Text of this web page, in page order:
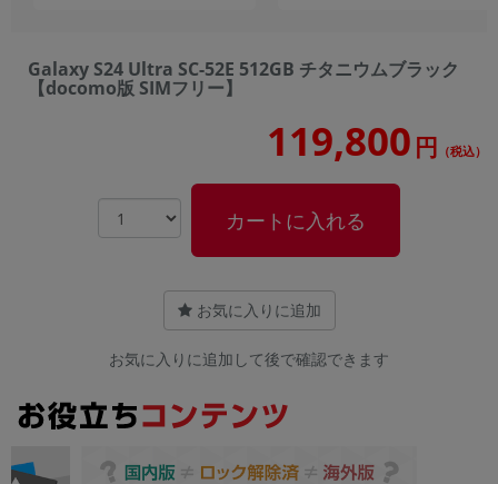
Galaxy S24 Ultra SC-52E 512GB チタニウムブラック
【docomo版 SIMフリー】
119,800 円 （税込）
カートに入れる
お気に入りに追加
お気に入りに追加して後で確認できます